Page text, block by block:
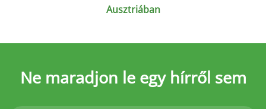
Ausztriában
Ne maradjon le egy hírről sem